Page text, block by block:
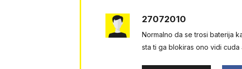
27072010
Normalno da se trosi baterija
sta ti ga blokiras ono vidi